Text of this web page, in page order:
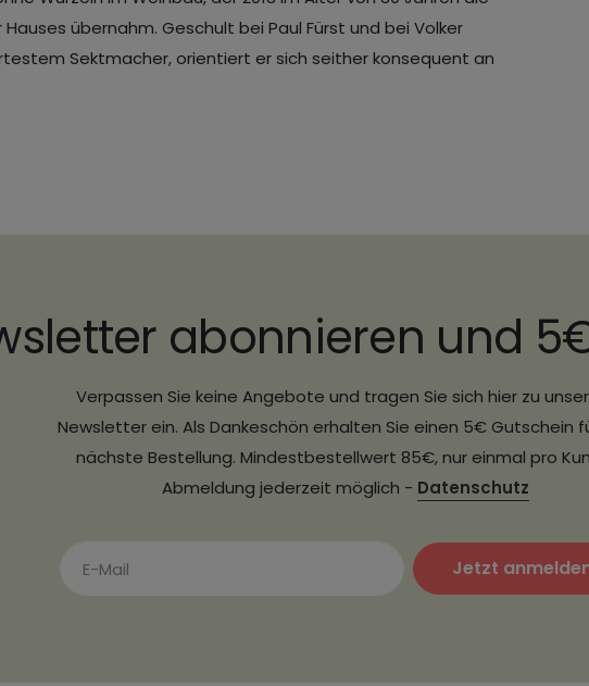
übernahm. Geschult bei Paul Fürst und bei Volker
Sektmacher, orientiert er sich seither konsequent an
abonnieren und
Verpassen Sie keine Angebote und tragen Sie sich hier zu
Newsletter ein. Als Dankeschön erhalten Sie einen 5€ Gutschein
nächste Bestellung. Mindestbestellwert 85€, nur einmal pro
Abmeldung jederzeit möglich - Datenschutz
Jetzt